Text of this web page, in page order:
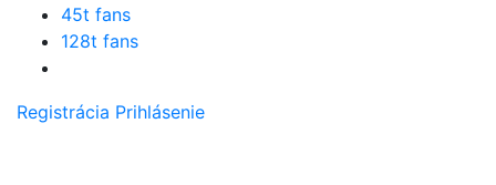
45t fans
128t fans
Registrácia Prihlásenie